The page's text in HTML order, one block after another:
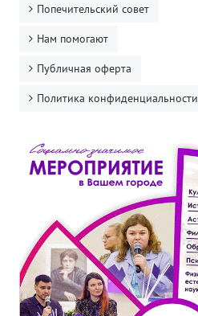
Попечительский совет
Нам помогают
Публичная оферта
Политика конфиденциальности